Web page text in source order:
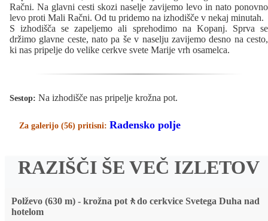
Račni. Na glavni cesti skozi naselje zavijemo levo in nato ponovno
levo proti Mali Račni. Od tu pridemo na izhodišče v nekaj minutah.
S izhodišča se zapeljemo ali sprehodimo na Kopanj. Sprva se
držimo glavne ceste, nato pa še v naselju zavijemo desno na cesto,
ki nas pripelje do velike cerkve svete Marije vrh osamelca.
Sestop: Na izhodišče nas pripelje krožna pot.
Za galerijo (56) pritisni: Radensko polje
RAZIŠČI ŠE VEČ IZLETOV
Polževo (630 m) - krožna pot🚶do cerkvice Svetega Duha nad
hotelom